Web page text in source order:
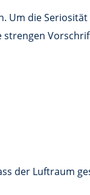
Um die
der Luftraum